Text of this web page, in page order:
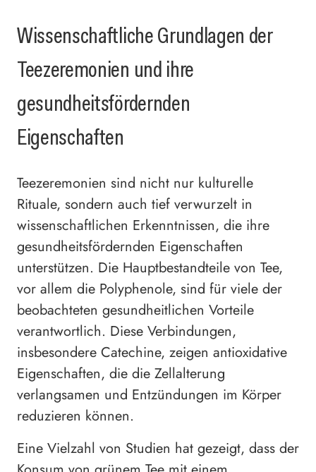
Wissenschaftliche Grundlagen der
Teezeremonien und ihre
gesundheitsfördernden
Eigenschaften
Teezeremonien sind nicht nur kulturelle
Rituale, sondern auch tief verwurzelt in
wissenschaftlichen Erkenntnissen, die ihre
gesundheitsfördernden Eigenschaften
unterstützen. Die Hauptbestandteile von Tee,
vor allem die Polyphenole, sind für viele der
beobachteten gesundheitlichen Vorteile
verantwortlich. Diese Verbindungen,
insbesondere Catechine, zeigen antioxidative
Eigenschaften, die die Zellalterung
verlangsamen und Entzündungen im Körper
reduzieren können.
Eine Vielzahl von Studien hat gezeigt, dass der